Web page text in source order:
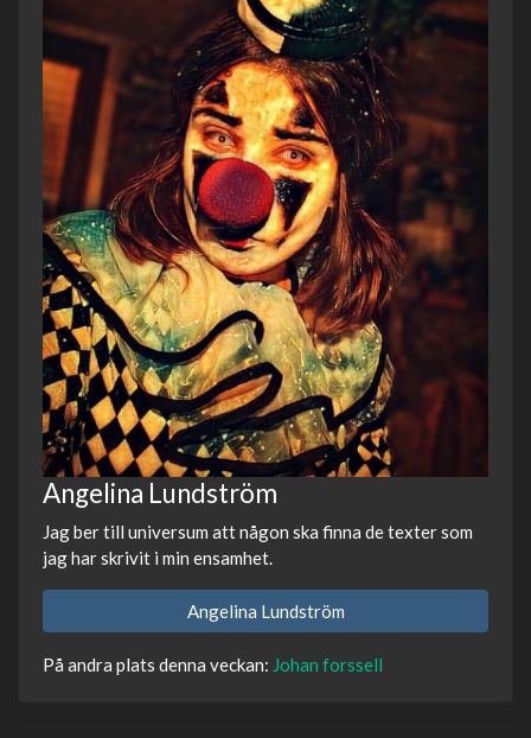
Angelina Lundström
Jag ber till universum att någon ska finna de texter som
jag har skrivit i min ensamhet.
Angelina Lundström
På andra plats denna veckan: Johan forssell